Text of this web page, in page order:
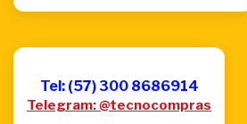
Tel: (57) 300 8686914
Telegram: @tecnocompras